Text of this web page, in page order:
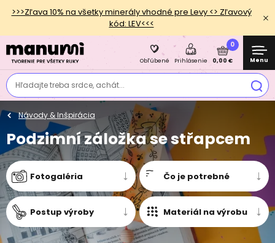
>>>Zľava 10% na všetky minerály vhodné pre Levy <> Zľavový
kód: LEV<<<
Hľadajte treba srdce, achát...
Obľúbené Prihlásenie
0
0,00 € Menu
Návody & Inšpirácia
Podzimní záložka se střapcem
Fotogaléria Čo je potrebné
Postup výroby Materiál na výrobu